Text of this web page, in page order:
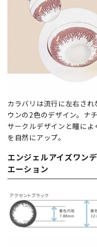
カラバリは流行に左右さ
ウンの2色のデザイン。ナ
サークルデザインと瞳に
を自然にアップ。
エンジェルアイズワン
エーション